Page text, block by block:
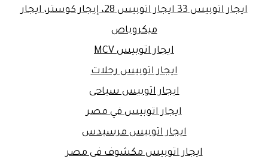
ايجار اتوبيس 33 ايجار اتوبيس 28، إيجار كوستر، ايجار
ميكروباص
ايجار اتوبيس MCV
ايجار اتوبيس رحلات
ايجار اتوبيس سياحى
ايجار اتوبيس في مصر
ايجار اتوبيس مرسيدس
ايجار اتوبيس مكشوف فى مصر